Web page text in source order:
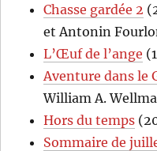
Chasse gardée 2
et Antonin
L’Œuf de l’ange
Aventure dans le
William A.
Hors du temps
Sommaire de